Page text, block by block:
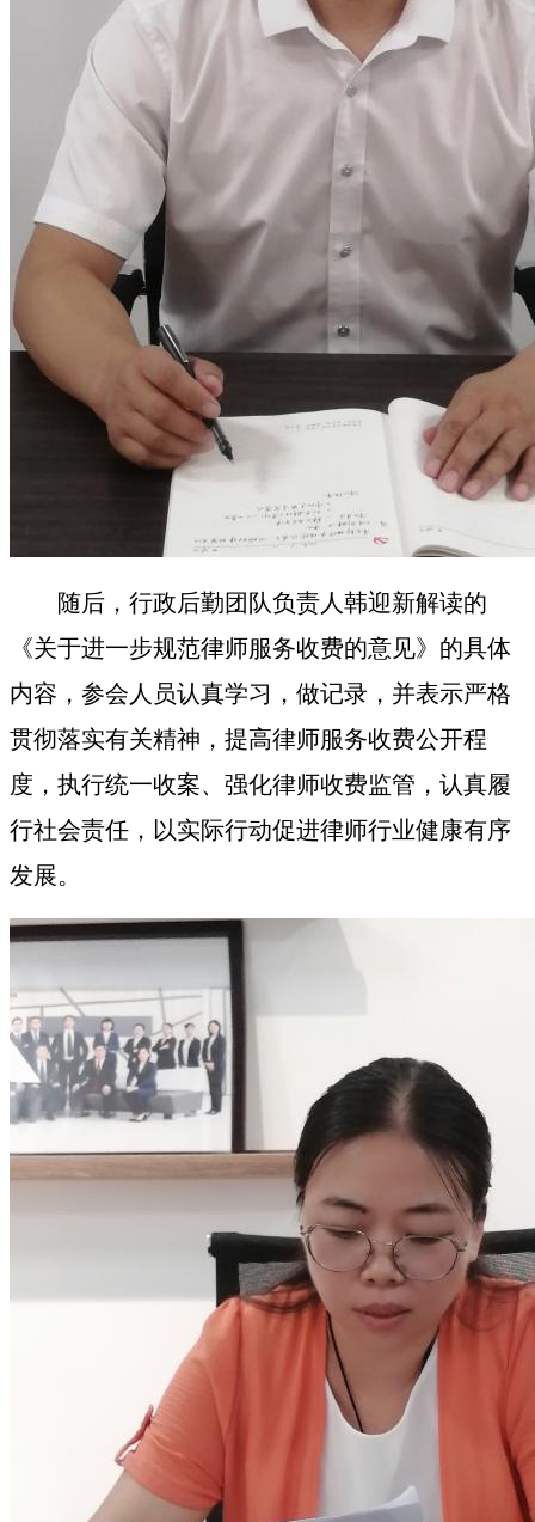
随后，行政后勤团队负责人韩迎新解读的
《关于进一步规范律师服务收费的意见》的具体
内容，参会人员认真学习，做记录，并表示严格
贯彻落实有关精神，提高律师服务收费公开程
度，执行统一收案、强化律师收费监管，认真履
行社会责任，以实际行动促进律师行业健康有序
发展。